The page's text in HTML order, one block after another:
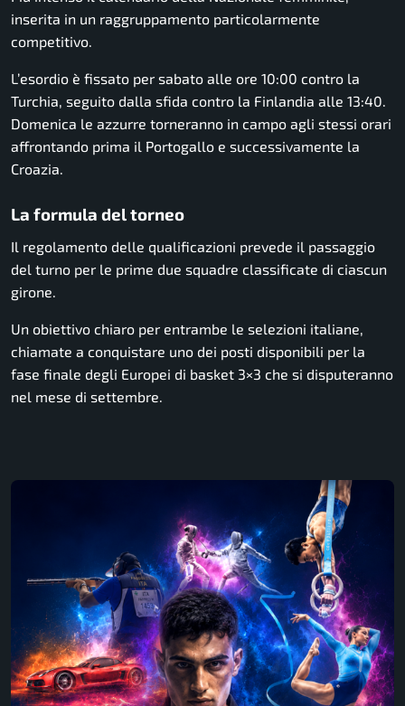
inserita in un raggruppamento particolarmente
competitivo.
L’esordio è fissato per sabato alle ore 10:00 contro la
Turchia, seguito dalla sfida contro la Finlandia alle 13:40.
Domenica le azzurre torneranno in campo agli stessi orari
affrontando prima il Portogallo e successivamente la
Croazia.
La formula del torneo
Il regolamento delle qualificazioni prevede il passaggio
del turno per le prime due squadre classificate di ciascun
girone.
Un obiettivo chiaro per entrambe le selezioni italiane,
chiamate a conquistare uno dei posti disponibili per la
fase finale degli Europei di basket 3×3 che si disputeranno
nel mese di settembre.